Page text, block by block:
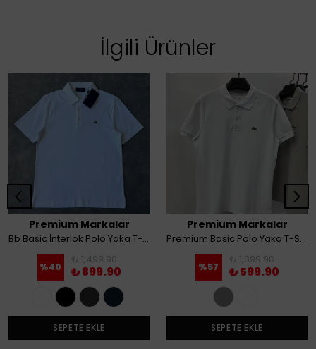
İlgili Ürünler
Premium Markalar
Bb Basic İnterlok Polo Yaka T-Shirt
%40
₺ 1,499.90
₺ 899.90
SEPETE EKLE
Premium Markalar
Premium Basic Polo Yaka T-Shirt
%57
₺ 1,399.90
₺ 599.90
SEPETE EKLE